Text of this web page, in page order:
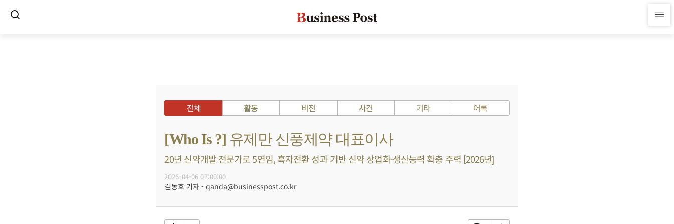
전체 활동 비전 사건 기타 어록
[Who Is ?] 유제만 신풍제약 대표이사
20년 신약개발 전문가로 5연임, 흑자전환 성과 기반 신약 상업화·생산능력 확충 주력 [2026년]
2026-04-06 07:00:00
김동호 기자 - qanda@businesspost.co.kr